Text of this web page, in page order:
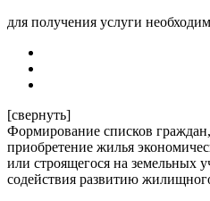
для получения услуги
[свернуть]
Формирование списков
приобретение жилья
или строящегося на земельных
содействия развитию